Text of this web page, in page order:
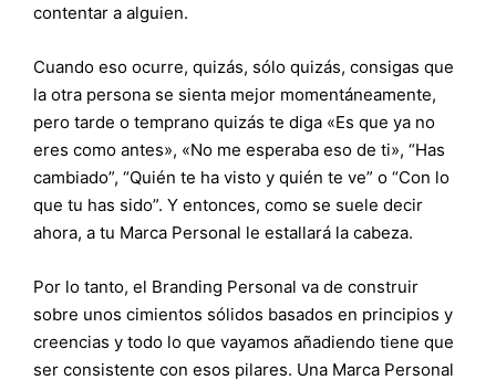
contentar a alguien.
Cuando eso ocurre, quizás, sólo quizás, consigas que
la otra persona se sienta mejor momentáneamente,
pero tarde o temprano quizás te diga «Es que ya no
eres como antes», «No me esperaba eso de ti», “Has
cambiado”, “Quién te ha visto y quién te ve” o “Con lo
que tu has sido”. Y entonces, como se suele decir
ahora, a tu Marca Personal le estallará la cabeza.
Por lo tanto, el Branding Personal va de construir
sobre unos cimientos sólidos basados en principios y
creencias y todo lo que vayamos añadiendo tiene que
ser consistente con esos pilares. Una Marca Personal